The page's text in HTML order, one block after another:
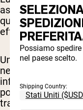
assunti insieme
quindi la biotina
effetti della
Un altro motivo
nelle eruzioni
influenzare
poiché entrambe
tramite ilstesso
Possiamo
nel paese scelto.
Shipping Country: